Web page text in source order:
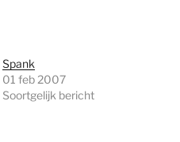
Spank
01 feb 2007
Soortgelijk bericht